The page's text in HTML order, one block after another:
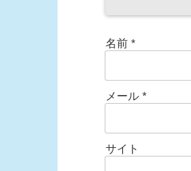
名前 *
メール *
サイト